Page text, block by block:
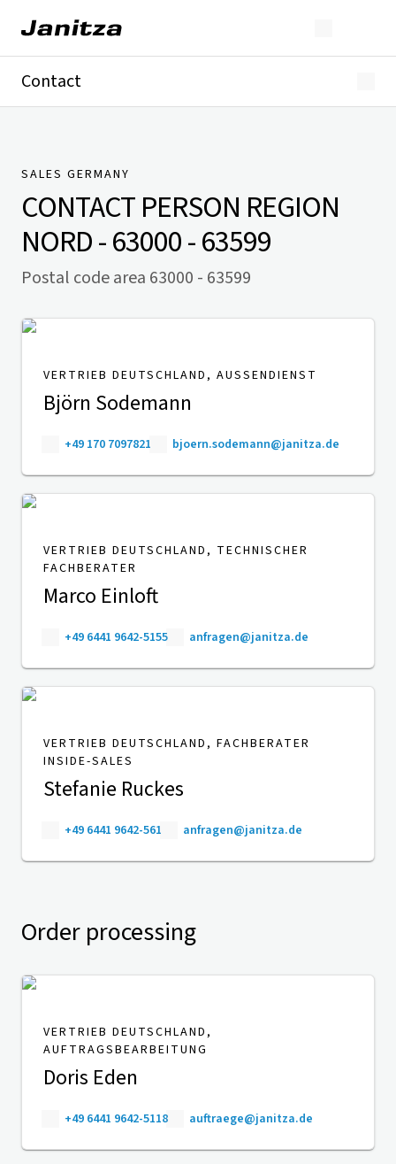
Contact
Presse
SALES GERMANY
CONTACT PERSON REGION
NORD - 63000 - 63599
Postal code area 63000 - 63599
VERTRIEB DEUTSCHLAND, AUSSENDIENST
Björn Sodemann
+49 170 7097821 bjoern.sodemann@janitza.de
VERTRIEB DEUTSCHLAND, TECHNISCHER
FACHBERATER
Marco Einloft
+49 6441 9642-5155 anfragen@janitza.de
VERTRIEB DEUTSCHLAND, FACHBERATER
INSIDE-SALES
Stefanie Ruckes
+49 6441 9642-561 anfragen@janitza.de
Order processing
VERTRIEB DEUTSCHLAND,
AUFTRAGSBEARBEITUNG
Doris Eden
+49 6441 9642-5118 auftraege@janitza.de